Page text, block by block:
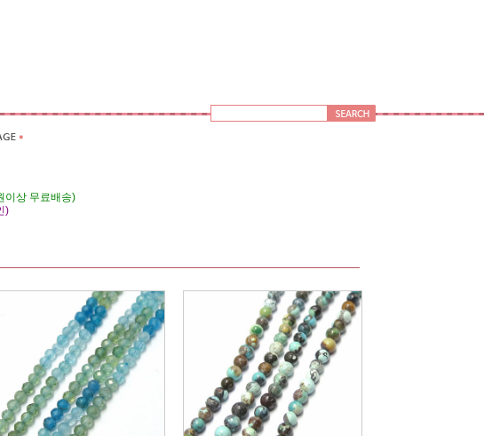
이상 무료배송)
)